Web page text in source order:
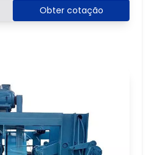
Obter cotação